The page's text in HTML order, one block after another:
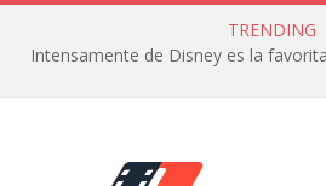
TRENDING